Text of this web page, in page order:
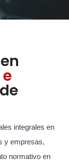
integrales en
y empresas,
normativo en